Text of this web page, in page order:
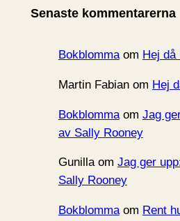
v
Senaste kommentarerna
Bokblommaom Hej då
Martin Fabianom Hej
Bokblommaom Jag
av Sally Rooney
Gunillaom Jag ger
Sally Rooney
Bokblommaom Rent